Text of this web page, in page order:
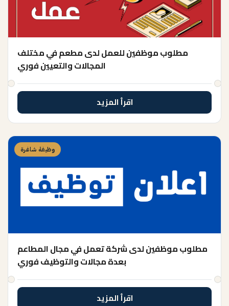
مطلوب موظفين للعمل لدى مطعم في مختلف
المجالات والتعيين فوري
اقرأ المزيد
وظيفة شاغرة
مطلوب موظفين لدى شركة تعمل في مجال المطاعم
بعدة مجالات والتوظيف فوري
اقرأ المزيد